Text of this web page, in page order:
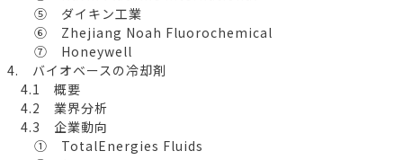
⑤ ダイキン工業
⑥ Zhejiang Noah Fluorochemical
⑦ Honeywell
4. バイオベースの冷却剤
4.1 概要
4.2 業界分析
4.3 企業動向
① TotalEnergies Fluids